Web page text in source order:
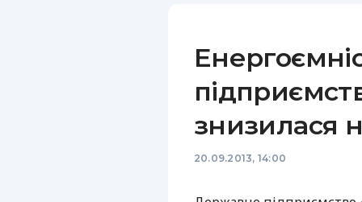
знизилася
20.09.2013, 14:00